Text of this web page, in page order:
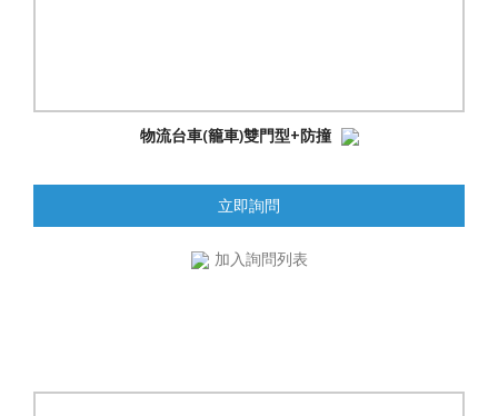
物流台車(籠車)雙門型+防撞
立即詢問
加入詢問列表